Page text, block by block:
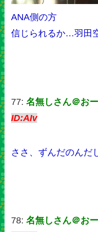
ANA側の方
信じられるか…羽田
77:名無しさん＠お
ID:AIv
ささ、ずんだのんだ
78:名無しさん＠お